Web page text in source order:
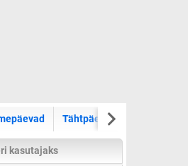
Tähtpäevad
kasutajaks